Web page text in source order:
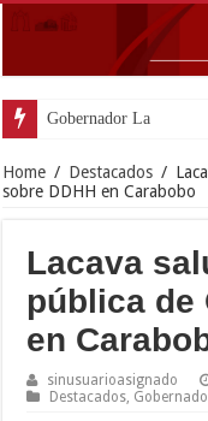
Gobernador Lacava y
Home / Destacados /
sobre DDHH en Carabobo
Lacava
pública de
en
sinusuarioasignado
Destacados